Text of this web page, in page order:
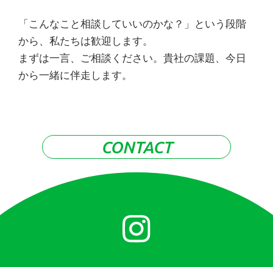
「こんなこと相談していいのかな？」という段階
から、私たちは歓迎します。
まずは一言、ご相談ください。貴社の課題、今日
から一緒に伴走します。
CONTACT